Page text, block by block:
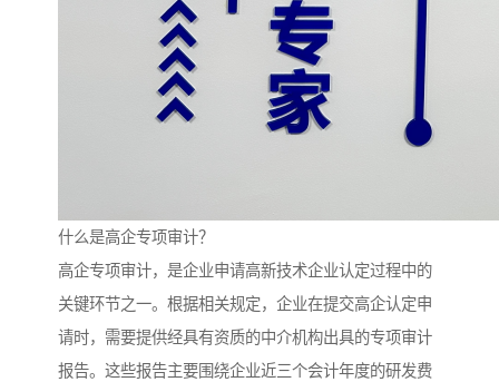
什么是高企专项审计？
高企专项审计，是企业申请高新技术企业认定过程中的
关键环节之一。根据相关规定，企业在提交高企认定申
请时，需要提供经具有资质的中介机构出具的专项审计
报告。这些报告主要围绕企业近三个会计年度的研发费